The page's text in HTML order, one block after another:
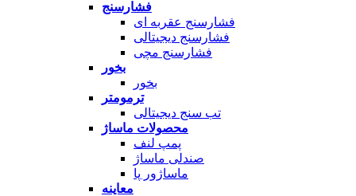
فشارسنج
فشارسنج عقربه ای
فشارسنج دیجیتالی
فشارسنج مچی
بخور
بخور
ترمومتر
تب سنج دیجیتالی
محصولات ماساژ
پمپ لنف
صندلی ماساژ
ماساژور پا
معاینه